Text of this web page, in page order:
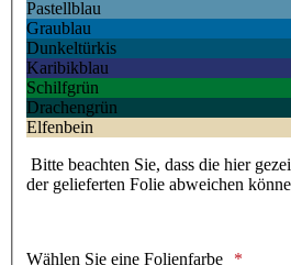
Pastellblau
Graublau
Dunkeltürkis
Karibikblau
Schilfgrün
Drachengrün
Elfenbein
Bitte beachten Sie, dass die hier
der gelieferten Folie abweichen
Wählen Sie eine Folienfarbe